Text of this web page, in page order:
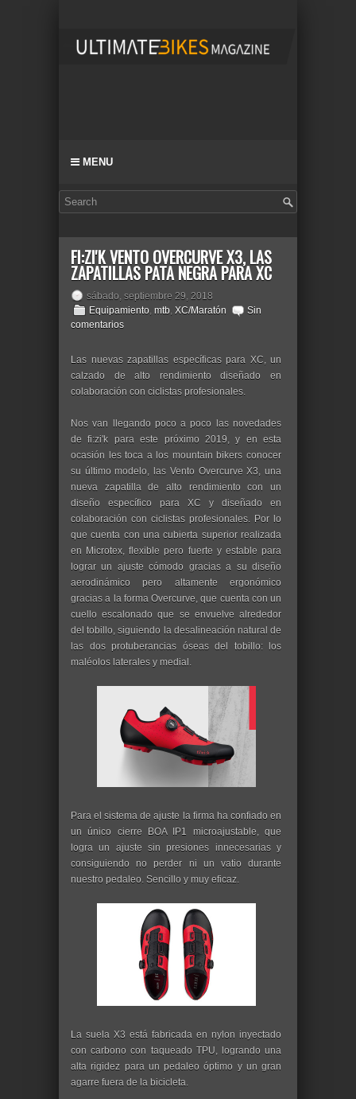
MENU
FI:ZI'K VENTO OVERCURVE X3, LAS
ZAPATILLAS PATA NEGRA PARA XC
sábado, septiembre 29, 2018
Equipamiento, mtb, XC/Maratón
Sin
comentarios
Las nuevas zapatillas específicas para XC, un
calzado de alto rendimiento diseñado en
colaboración con ciclistas profesionales.
Nos van llegando poco a poco las novedades
de fi:zi'k para este próximo 2019, y en esta
ocasión les toca a los mountain bikers conocer
su último modelo, las Vento Overcurve X3, una
nueva zapatilla de alto rendimiento con un
diseño específico para XC y diseñado en
colaboración con ciclistas profesionales. Por lo
que cuenta con una cubierta superior realizada
en Microtex, flexible pero fuerte y estable para
lograr un ajuste cómodo gracias a su diseño
aerodinámico pero altamente ergonómico
gracias a la forma Overcurve, que cuenta con un
cuello escalonado que se envuelve alrededor
del tobillo, siguiendo la desalineación natural de
las dos protuberancias óseas del tobillo: los
maléolos laterales y medial.
Para el sistema de ajuste la firma ha confiado en
un único cierre BOA IP1 microajustable, que
logra un ajuste sin presiones innecesarias y
consiguiendo no perder ni un vatio durante
nuestro pedaleo. Sencillo y muy eficaz.
La suela X3 está fabricada en nylon inyectado
con carbono con taqueado TPU, logrando una
alta rigidez para un pedaleo óptimo y un gran
agarre fuera de la bicicleta.